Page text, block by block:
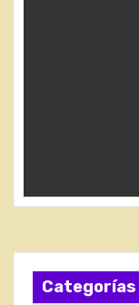
d
e
Categorías